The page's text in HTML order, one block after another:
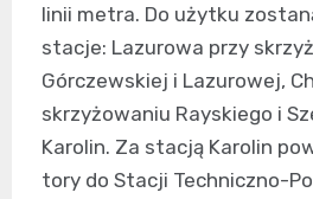
linii metra. Do użytku
stacje: Lazurowa przy
Górczewskiej i Lazurowej,
skrzyżowaniu Rayskiego i
Karolin. Za stacją Karolin
tory do Stacji Techniczno-